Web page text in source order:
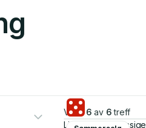
Viser 6 av 6 treff
Liv Johanne Mossige